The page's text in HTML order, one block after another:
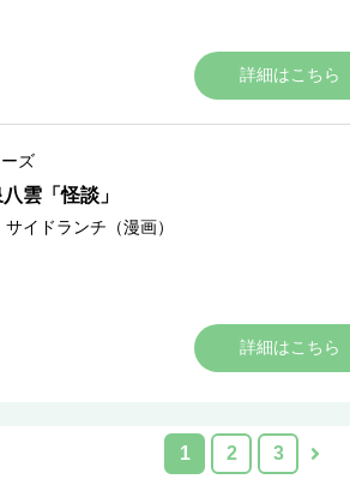
詳細はこちら
ズ
雲「怪談」
サイドランチ（漫画）
詳細はこちら
1 2 3